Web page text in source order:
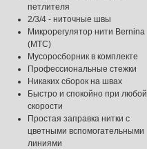
петлителя
2/3/4 - ниточные швы
Микрорегулятор нити Bernina
(MTC)
Мусоросборник в комплекте
Профессиональные стежки
Никаких сборок на швах
Быстро и спокойно при любой
скорости
Простая заправка нитки с
цветными вспомогательными
линиями